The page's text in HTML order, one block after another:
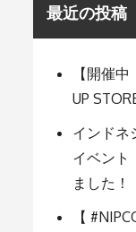
最近の投稿
【開催
UP
インドネ
イベント
ました！
【